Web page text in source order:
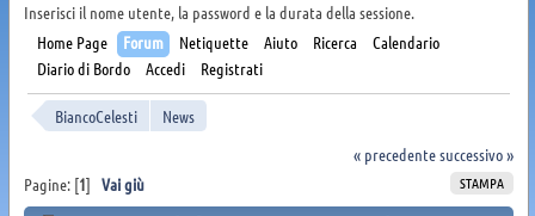
Inserisci il nome utente, la password e la durata della sessione.
Home Page
Forum Netiquette Aiuto Ricerca
Calendario
Diario di Bordo
Accedi Registrati
BiancoCelesti
News
« precedentesuccessivo »
STAMPA
Pagine: [1] Vai giù